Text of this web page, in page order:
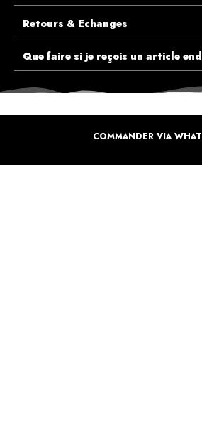
Retours & Echanges
Que faire si je reçois un article
COMMANDER VIA